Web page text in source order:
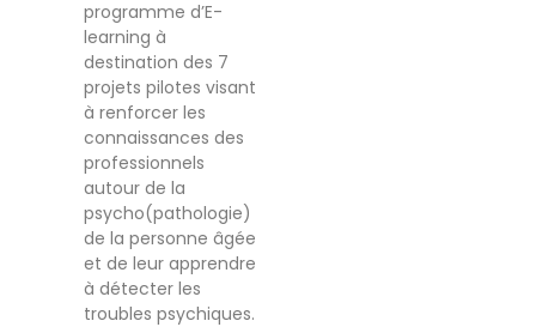
programme d’E-
learning à
destination des 7
projets pilotes visant
à renforcer les
connaissances des
professionnels
autour de la
psycho(pathologie)
de la personne âgée
et de leur apprendre
à détecter les
troubles psychiques.